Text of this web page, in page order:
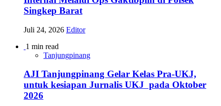
Singkep Barat
Juli 24, 2026 Editor
1 min read
Tanjungpinang
AJI Tanjungpinang Gelar Kelas Pra-UKJ,
untuk kesiapan Jurnalis UKJ pada Oktober
2026